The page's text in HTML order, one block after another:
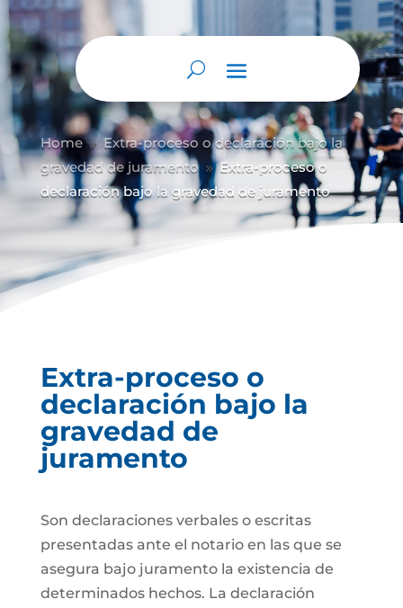
Abrir barra de herramientas
Home 9 Extra-proceso o declaración bajo la
gravedad de juramento 9 Extra-proceso o
declaración bajo la gravedad de juramento
Extra-proceso o
declaración bajo la
gravedad de
juramento
Son declaraciones verbales o escritas
presentadas ante el notario en las que se
asegura bajo juramento la existencia de
determinados hechos. La declaración